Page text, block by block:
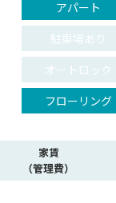
アパート
駐車場あり
オートロック
フローリング
家賃
（管理費）